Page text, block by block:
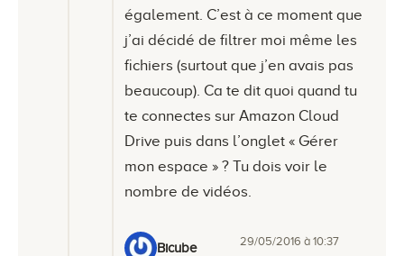
également. C’est à ce moment que
j’ai décidé de filtrer moi même les
fichiers (surtout que j’en avais pas
beaucoup). Ca te dit quoi quand tu
te connectes sur Amazon Cloud
Drive puis dans l’onglet « Gérer
mon espace » ? Tu dois voir le
nombre de vidéos.
Bicube 29/05/2016 à 10:37